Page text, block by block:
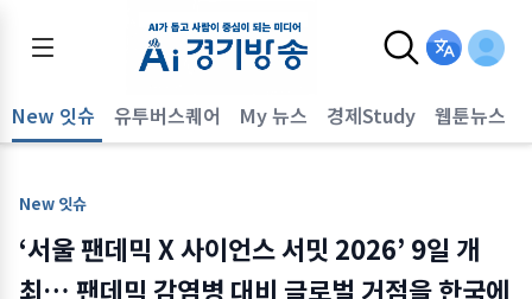
New 잇슈 유투버스퀘어 My 뉴스 경제Study 웹툰뉴스
New 잇슈
‘서울 팬데믹 X 사이언스 서밋 2026’ 9일 개
최… 팬데믹 감염병 대비 글로벌 거점을 한국에